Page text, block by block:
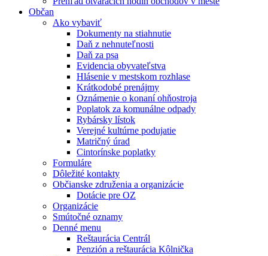
Občan
Ako vybaviť
Dokumenty na stiahnutie
Daň z nehnuteľnosti
Daň za psa
Evidencia obyvateľstva
Hlásenie v mestskom rozhlase
Krátkodobé prenájmy
Oznámenie o konaní ohňostroja
Poplatok za komunálne odpady
Rybársky lístok
Verejné kultúrne podujatie
Matričný úrad
Cintorínske poplatky
Formuláre
Dôležité kontakty
Občianske združenia a organizácie
Dotácie pre OZ
Organizácie
Smútočné oznamy
Denné menu
Reštaurácia Centrál
Penzión a reštaurácia Kôlnička